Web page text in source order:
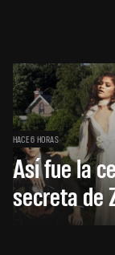
HACE 6 HORAS
Así fue la
secreta de